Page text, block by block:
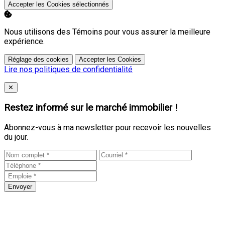
Accepter les Cookies sélectionnés
Nous utilisons des Témoins pour vous assurer la meilleure
expérience.
Réglage des cookies Accepter les Cookies
Lire nos politiques de confidentialité
Close
✕
Restez informé sur le marché immobilier !
Abonnez-vous à ma newsletter pour recevoir les nouvelles
du jour.
Envoyer